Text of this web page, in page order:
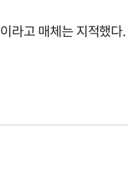
라고 매체는 지적했다.